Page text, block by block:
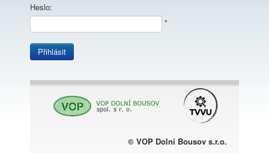
Heslo:
*
Přihlásit
© VOP Dolní Bousov s.r.o.